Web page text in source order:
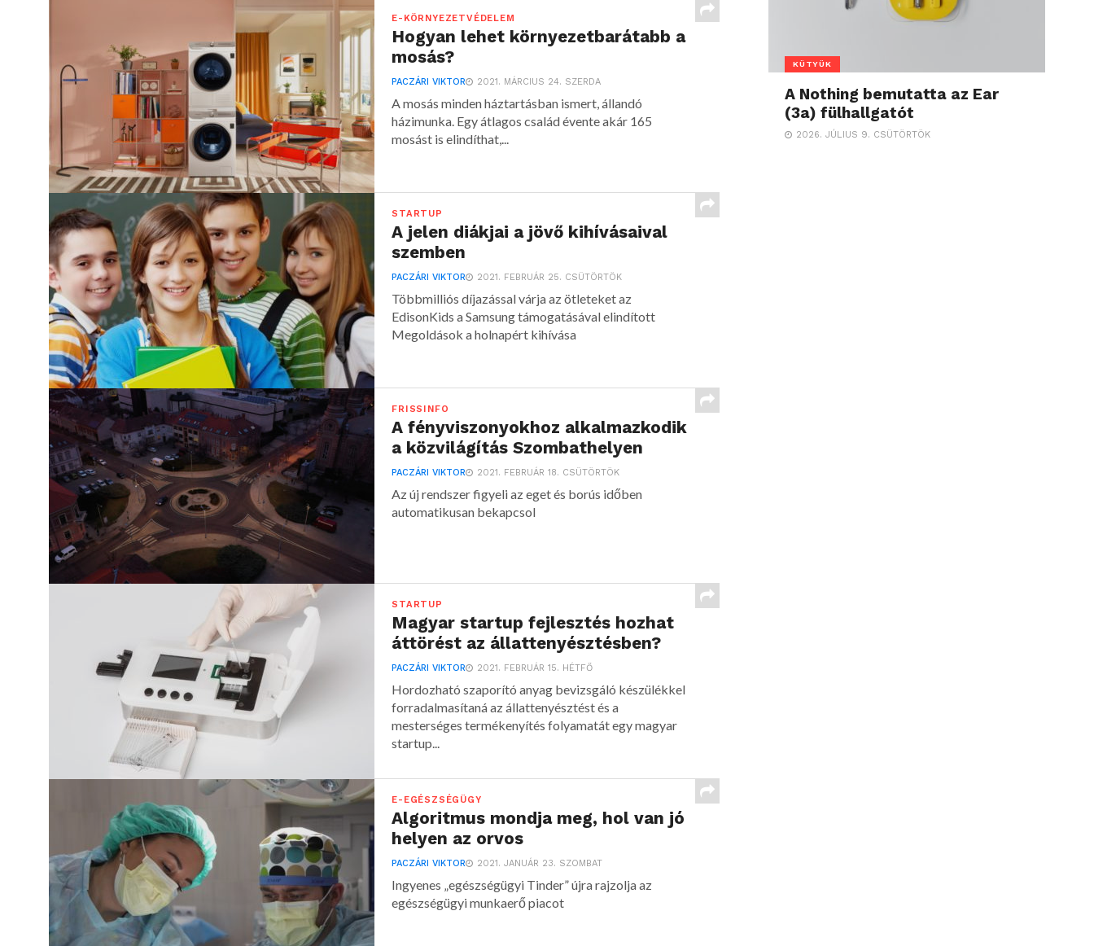
E-KÖRNYEZETVÉDELEM
Hogyan lehet környezetbarátabb a
mosás?
PACZÁRI VIKTOR 2021. MÁRCIUS 24. SZERDA
A mosás minden háztartásban ismert, állandó
házimunka. Egy átlagos család évente akár 165
mosást is elindíthat,...
STARTUP
A jelen diákjai a jövő kihívásaival
szemben
PACZÁRI VIKTOR 2021. FEBRUÁR 25. CSÜTÖRTÖK
Többmilliós díjazással várja az ötleteket az
EdisonKids a Samsung támogatásával elindított
Megoldások a holnapért kihívása
FRISSINFO
A fényviszonyokhoz alkalmazkodik
a közvilágítás Szombathelyen
PACZÁRI VIKTOR 2021. FEBRUÁR 18. CSÜTÖRTÖK
Az új rendszer figyeli az eget és borús időben
automatikusan bekapcsol
STARTUP
Magyar startup fejlesztés hozhat
áttörést az állattenyésztésben?
PACZÁRI VIKTOR 2021. FEBRUÁR 15. HÉTFŐ
Hordozható szaporító anyag bevizsgáló készülékkel
forradalmasítaná az állattenyésztést és a
mesterséges termékenyítés folyamatát egy magyar
startup...
E-EGÉSZSÉGÜGY
Algoritmus mondja meg, hol van jó
helyen az orvos
PACZÁRI VIKTOR 2021. JANUÁR 23. SZOMBAT
Ingyenes „egészségügyi Tinder” újra rajzolja az
egészségügyi munkaerő piacot
KÜTYÜK
A Nothing bemutatta az Ear
(3a) fülhallgatót
2026. JÚLIUS 9. CSÜTÖRTÖK